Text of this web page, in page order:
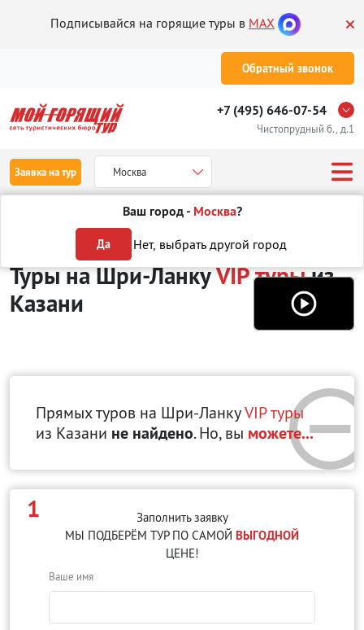
Подписывайся на горящие туры в MAX
Обратный звонок
+7 (495) 646-07-54
Чистопрудный б., д.1
Заявка на тур Москва
Ваш город - Москва?
Да Нет, выбрать другой город
Отдых на Шри-Ланке VIP туры
Туры на Шри-ЛанкуVIP турыиз
Казани
Прямых туров на Шри-ЛанкуVIP туры
из Казани не найдено. Но, вы можете...
1
Заполнить заявку
МЫ ПОДБЕРЁМ ТУР ПО САМОЙ ВЫГОДНОЙ
ЦЕНЕ!
Ваше имя